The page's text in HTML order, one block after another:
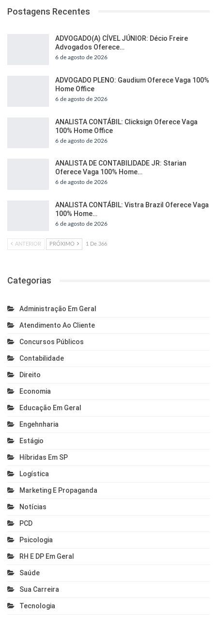
Postagens Recentes
ADVOGADO(A) CÍVEL JÚNIOR: Décio Freire
Advogados Oferece…
6 de agosto de 2026
ADVOGADO PLENO: Gaudium Oferece Vaga 100%
Home Office
6 de agosto de 2026
ANALISTA CONTÁBIL: Clicksign Oferece Vaga
100% Home Office
6 de agosto de 2026
ANALISTA DE CONTABILIDADE JR: Starian
Oferece Vaga 100% Home…
6 de agosto de 2026
ANALISTA CONTÁBIL: Vistra Brazil Oferece Vaga
100% Home…
6 de agosto de 2026
ANTERIOR PRÓXIMO 1 De 366
Categorias
Administração Em Geral
Atendimento Ao Cliente
Concursos Públicos
Contabilidade
Direito
Economia
Educação Em Geral
Engehnharia
Estágio
Híbridas Em SP
Logística
Marketing E Propaganda
Notícias
PCD
Psicologia
RH E DP Em Geral
Saúde
Sua Carreira
Tecnologia